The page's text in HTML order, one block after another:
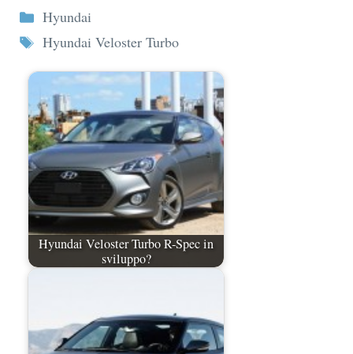
Categorie
Hyundai
Tag
Hyundai Veloster Turbo
Hyundai Veloster Turbo R-Spec in
sviluppo?